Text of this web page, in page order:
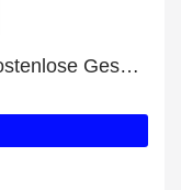
Tagesangebot: 41% Rabatt + kostenlose Geschenke und Globe Kaffeeservice für 6 Personen Rabatt